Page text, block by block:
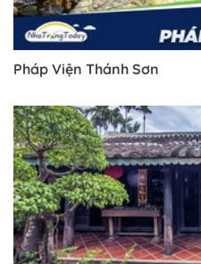
Pháp Viện Thánh Sơn